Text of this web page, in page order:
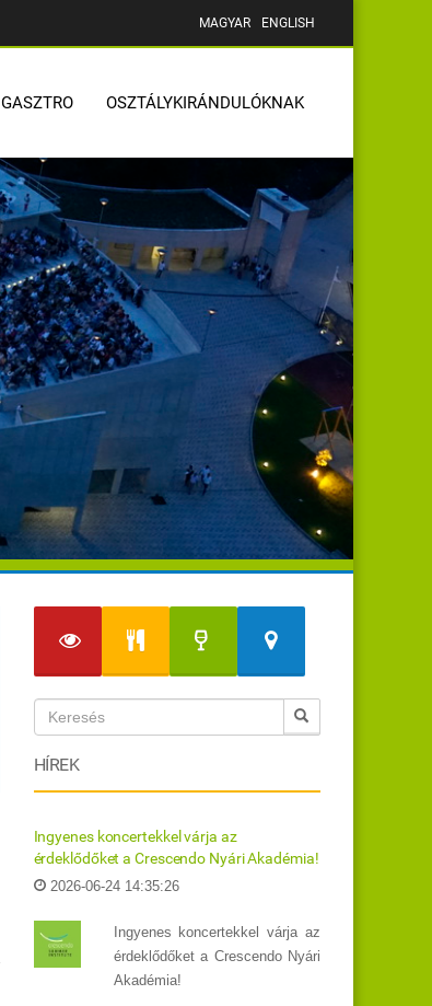
MAGYAR ENGLISH
GASZTRO OSZTÁLYKIRÁNDULÓKNAK
HÍREK
Ingyenes koncertekkel várja az
érdeklődőket a Crescendo Nyári Akadémia!
2026-06-24 14:35:26
Ingyenes koncertekkel várja az
érdeklődőket a Crescendo Nyári
Akadémia!